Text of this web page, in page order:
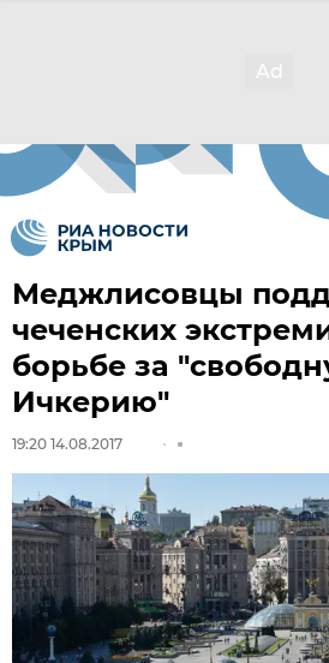
Меджлисовцы
чеченских
борьбе за
Ичкерию"
19:20 14.08.2017